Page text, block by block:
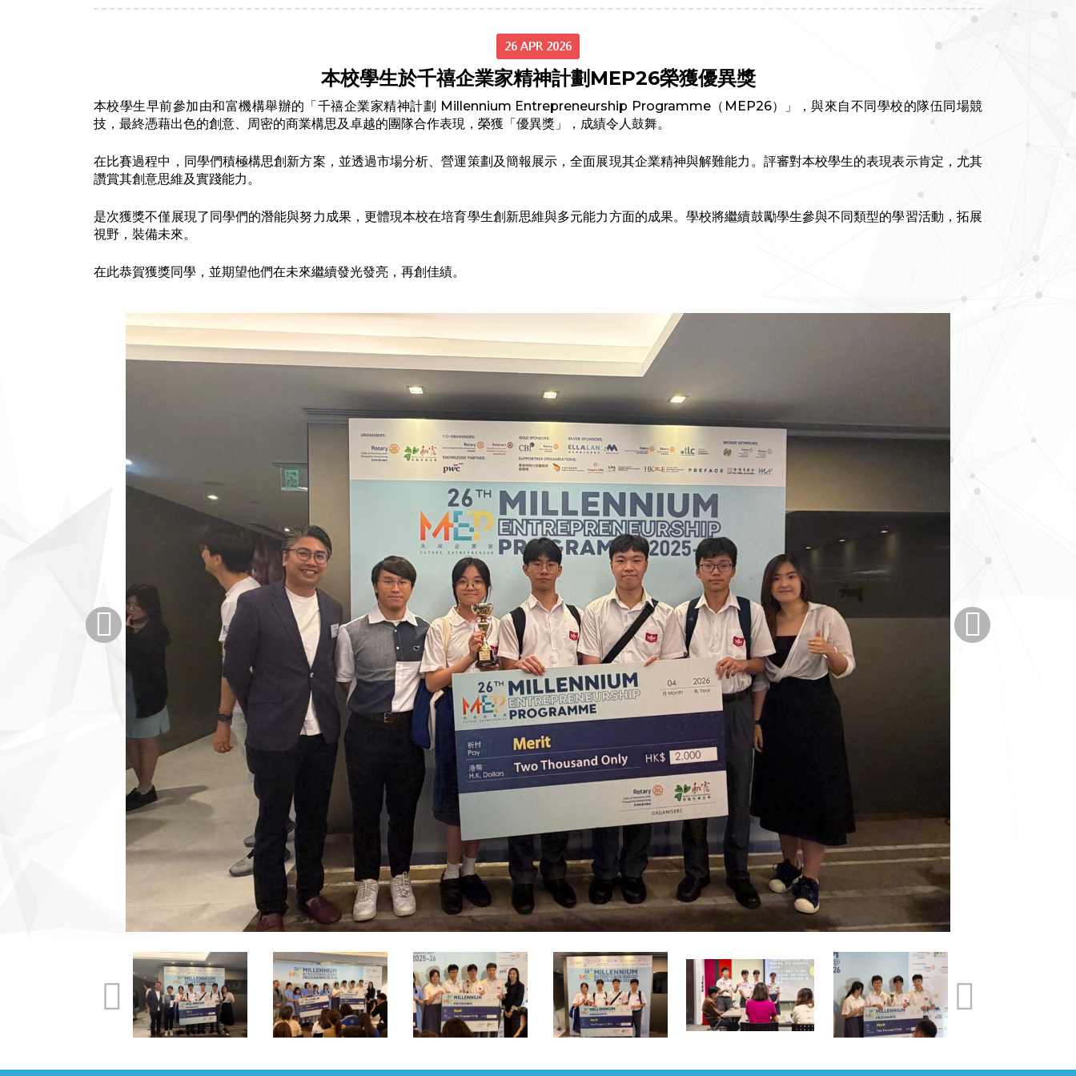
26 APR 2026
本校學生於千禧企業家精神計劃MEP26榮獲優異獎
本校學生早前參加由和富機構舉辦的「千禧企業家精神計劃 Millennium Entrepreneurship Programme（MEP26）」，與來自不同學校的隊伍同場競
技，最終憑藉出色的創意、周密的商業構思及卓越的團隊合作表現，榮獲「優異獎」，成績令人鼓舞。
在比賽過程中，同學們積極構思創新方案，並透過市場分析、營運策劃及簡報展示，全面展現其企業精神與解難能力。評審對本校學生的表現表示肯定，尤其
讚賞其創意思維及實踐能力。
是次獲獎不僅展現了同學們的潛能與努力成果，更體現本校在培育學生創新思維與多元能力方面的成果。學校將繼續鼓勵學生參與不同類型的學習活動，拓展
視野，裝備未來。
在此恭賀獲獎同學，並期望他們在未來繼續發光發亮，再創佳績。